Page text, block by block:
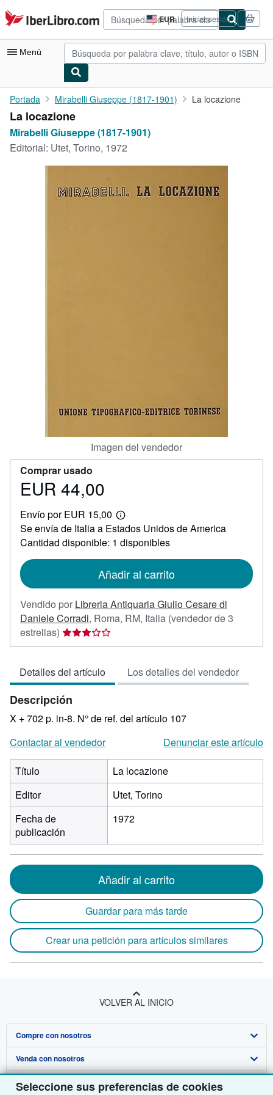
Seleccione sus preferencias de cookies
Pasar al contenido principal
IberLibro.com EUR
Preferencias
de
compra
del
Iniciar sesión
Menú
Mi cuenta
Consultar mis pedidos
Búsqueda avanzada
Libros antiguos
Portada Mirabelli Giuseppe (1817-1901) La locazione
La locazione
Mirabelli Giuseppe (1817-1901)
Editorial: Utet, Torino, 1972
Imagen del vendedor
Comprar usado
Precio
44,00
EUR 44,00
Envío por EUR 15,00
Más
información
sobre
las
envío
Se envía de Italia a Estados Unidos de America
Cantidad disponible: 1 disponibles
Añadir al carrito
Vendido por Libreria Antiquaria Giulio Cesare di
Daniele Corradi, Roma, RM, Italia (vendedor de 3
estrellas) Calificación
del
3
de
5
estrellas
Detalles del artículo Los detalles del vendedor
Descripción
X + 702 p. in-8. N° de ref. del artículo 107
Contactar al vendedor
Denunciar este artículo
Título
La locazione
Editor
Utet, Torino
Fecha de
publicación
1972
Añadir al carrito
Guardar para más tarde
Crear una petición para artículos similares
VOLVER AL INICIO
Compre con nosotros
Búsqueda avanzada
Colecciones
Venda con nosotros
Comenzar a vender
Sobre nosotros